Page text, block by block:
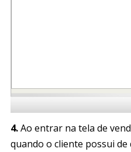
4.Ao entrar na tela de
quando o cliente possui